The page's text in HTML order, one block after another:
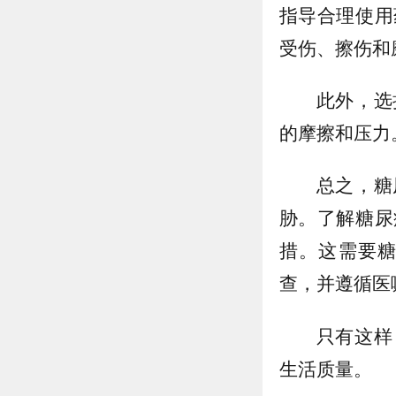
指导合理使
受伤、擦伤
此外，
的摩擦和压力
总之，
胁。了解糖
措。这需要
查，并遵循
只有这
生活质量。